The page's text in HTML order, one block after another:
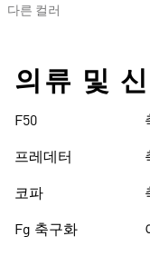
다른 컬러
의류 및
F50
프레데터
코파
Fg 축구화